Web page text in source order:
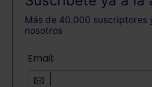
Más de 40.000 suscriptores
nosotros
Email: